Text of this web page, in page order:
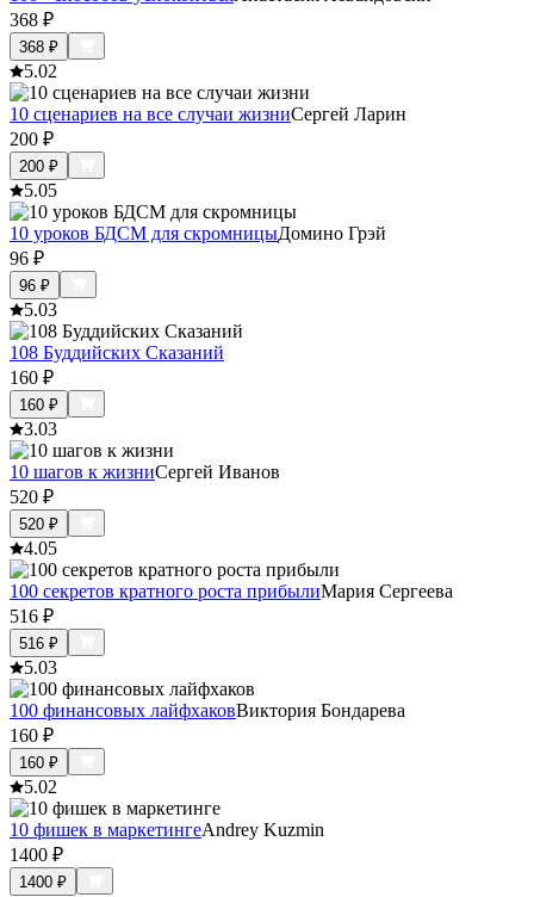
368 ₽
368 ₽
5.02
10 сценариев на все случаи жизниСергей Ларин
200 ₽
200 ₽
5.05
10 уроков БДСМ для скромницыДомино Грэй
96 ₽
96 ₽
5.03
108 Буддийских Сказаний
160 ₽
160 ₽
3.03
10 шагов к жизниСергей Иванов
520 ₽
520 ₽
4.05
100 секретов кратного роста прибылиМария Сергеева
516 ₽
516 ₽
5.03
100 финансовых лайфхаковВиктория Бондарева
160 ₽
160 ₽
5.02
10 фишек в маркетингеAndrey Kuzmin
1400 ₽
1400 ₽